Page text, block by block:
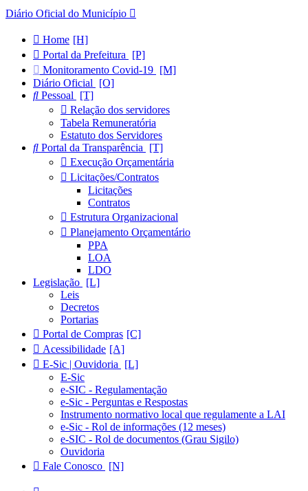
Diário Oficial do Município
Home
Portal da Prefeitura
Monitoramento Covid-19
Diário Oficial
Pessoal
Relação dos servidores
Tabela Remuneratória
Estatuto dos Servidores
Portal da Transparência
Execução Orçamentária
Licitações/Contratos
Licitações
Contratos
Estrutura Organizacional
Planejamento Orçamentário
PPA
LOA
LDO
Legislação
Leis
Decretos
Portarias
Portal de Compras
Acessibilidade
E-Sic | Ouvidoria
E-Sic
e-SIC - Regulamentação
e-Sic - Perguntas e Respostas
Instrumento normativo local que regulamente a LAI
e-Sic - Rol de informações (12 meses)
e-SIC - Rol de documentos (Grau Sigilo)
Ouvidoria
Fale Conosco